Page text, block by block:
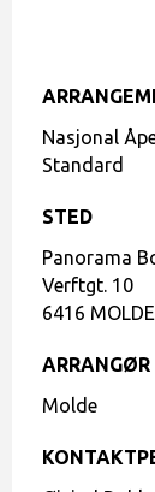
Nasjonal
Standard
STED
Panorama
Verftgt. 10
6416 MOLDE
ARRANGØR
Molde